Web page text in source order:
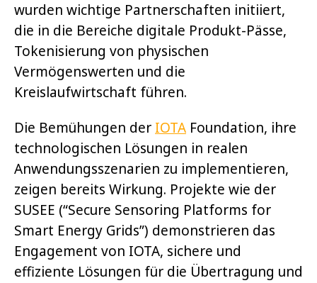
wurden wichtige Partnerschaften initiiert,
die in die Bereiche digitale Produkt-Pässe,
Tokenisierung von physischen
Vermögenswerten und die
Kreislaufwirtschaft führen.
Die Bemühungen der IOTA Foundation, ihre
technologischen Lösungen in realen
Anwendungsszenarien zu implementieren,
zeigen bereits Wirkung. Projekte wie der
SUSEE (“Secure Sensoring Platforms for
Smart Energy Grids”) demonstrieren das
Engagement von IOTA, sichere und
effiziente Lösungen für die Übertragung und